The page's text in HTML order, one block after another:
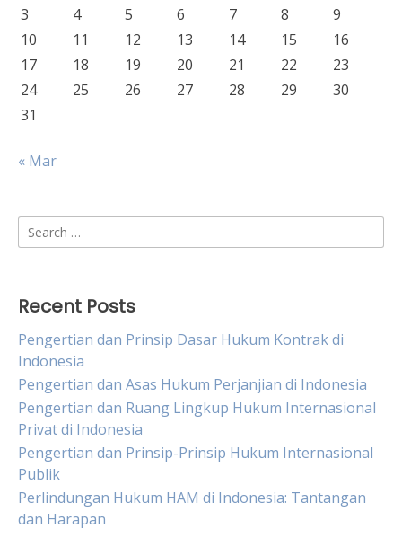
3
4 5 6 7 8
9
10
11 12 13 14 15
16
17
18 19 20 21 22
23
24
25 26 27 28 29
30
31
« Mar
Search
for:
Recent Posts
Pengertian dan Prinsip Dasar Hukum Kontrak di
Indonesia
Pengertian dan Asas Hukum Perjanjian di Indonesia
Pengertian dan Ruang Lingkup Hukum Internasional
Privat di Indonesia
Pengertian dan Prinsip-Prinsip Hukum Internasional
Publik
Perlindungan Hukum HAM di Indonesia: Tantangan
dan Harapan